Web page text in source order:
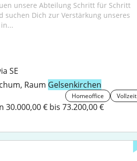
unsere Abteilung Schritt für Schritt
suchen Dich zur Verstärkung unseres
SE
Raum Gelsenkirchen
Homeoffice Vollzeit
30.000,00 € bis 73.200,00 €